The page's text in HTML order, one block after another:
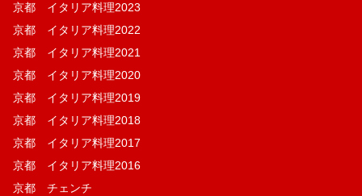
京都 イタリア料理2023
京都 イタリア料理2022
京都 イタリア料理2021
京都 イタリア料理2020
京都 イタリア料理2019
京都 イタリア料理2018
京都 イタリア料理2017
京都 イタリア料理2016
京都 チェンチ